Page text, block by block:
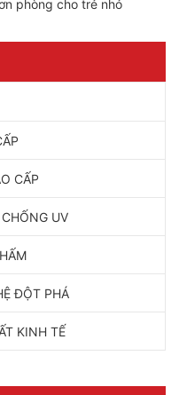
CẤP
UV
ĐỘT PHÁ
KINH TẾ
phòng cho trẻ nhỏ